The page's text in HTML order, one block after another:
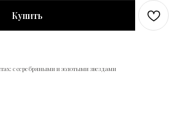
Купить
с серебряными и золотыми звездами